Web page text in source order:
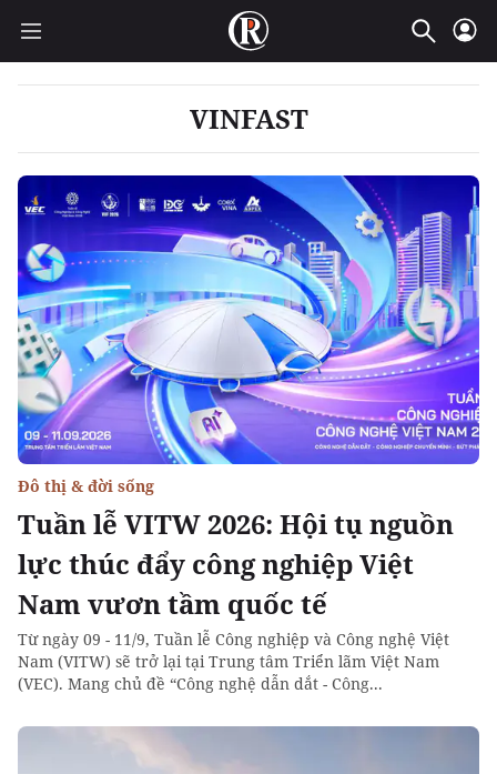
VINFAST
Tuần lễ VITW 2026: Hội tụ nguồn
lực thúc đẩy công nghiệp Việt
Nam vươn tầm quốc tế
Đô thị & đời sống
Từ ngày 09 - 11/9, Tuần lễ Công nghiệp và Công nghệ Việt
Nam (VITW) sẽ trở lại tại Trung tâm Triển lãm Việt Nam
(VEC). Mang chủ đề “Công nghệ dẫn dắt - Công...